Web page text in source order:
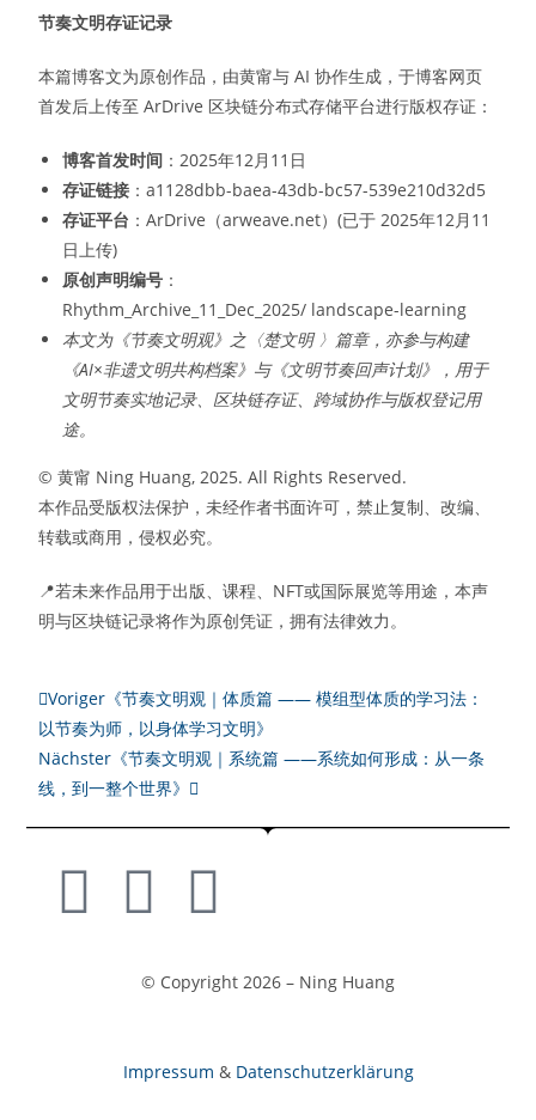
节奏文明存证记录
本篇博客文为原创作品，由黄甯与 AI 协作生成，于博客网页
首发后上传至 ArDrive 区块链分布式存储平台进行版权存证：
博客首发时间 ：2025年12月11日
存证链接 ：a1128dbb-baea-43db-bc57-539e210d32d5
存证平台 ：ArDrive（arweave.net）(已于 2025年12月11
日上传)
原创声明编号 ：
Rhythm_Archive_11_Dec_2025/ landscape-learning
本文为《节奏文明观》之〈楚文明 〉篇章，亦参与构建
《AI×非遗文明共构档案》与《文明节奏回声计划》，用于
文明节奏实地记录、区块链存证、跨域协作与版权登记用
途。
© 黄甯 Ning Huang, 2025. All Rights Reserved.
本作品受版权法保护，未经作者书面许可，禁止复制、改编、
转载或商用，侵权必究。
📍若未来作品用于出版、课程、NFT或国际展览等用途，本声
明与区块链记录将作为原创凭证，拥有法律效力。
Voriger 《节奏文明观｜体质篇 —— 模组型体质的学习法：
以节奏为师，以身体学习文明》
Nächster 《节奏文明观｜系统篇 ——系统如何形成：从一条
线，到一整个世界》
© Copyright 2026 – Ning Huang
Impressum & Datenschutzerklärung